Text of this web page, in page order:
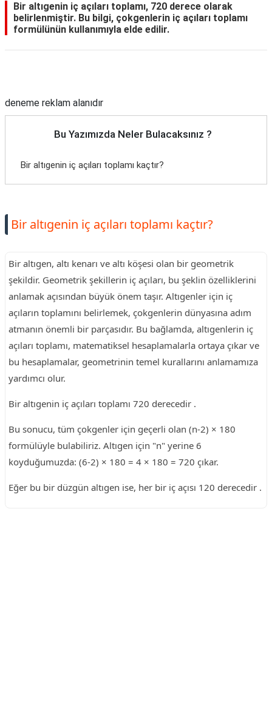
Bir altıgenin iç açıları toplamı, 720 derece olarak
belirlenmiştir. Bu bilgi, çokgenlerin iç açıları toplamı
formülünün kullanımıyla elde edilir.
deneme reklam alanıdır
Bu Yazımızda Neler Bulacaksınız ?
Bir altıgenin iç açıları toplamı kaçtır?
Bir altıgenin iç açıları toplamı kaçtır?
Bir altıgen, altı kenarı ve altı köşesi olan bir geometrik
şekildir. Geometrik şekillerin iç açıları, bu şeklin özelliklerini
anlamak açısından büyük önem taşır. Altıgenler için iç
açıların toplamını belirlemek, çokgenlerin dünyasına adım
atmanın önemli bir parçasıdır. Bu bağlamda, altıgenlerin iç
açıları toplamı, matematiksel hesaplamalarla ortaya çıkar ve
bu hesaplamalar, geometrinin temel kurallarını anlamamıza
yardımcı olur.
Bir altıgenin iç açıları toplamı 720 derecedir .
Bu sonucu, tüm çokgenler için geçerli olan (n-2) × 180
formülüyle bulabiliriz. Altıgen için "n" yerine 6
koyduğumuzda: (6-2) × 180 = 4 × 180 = 720 çıkar.
Eğer bu bir düzgün altıgen ise, her bir iç açısı 120 derecedir .